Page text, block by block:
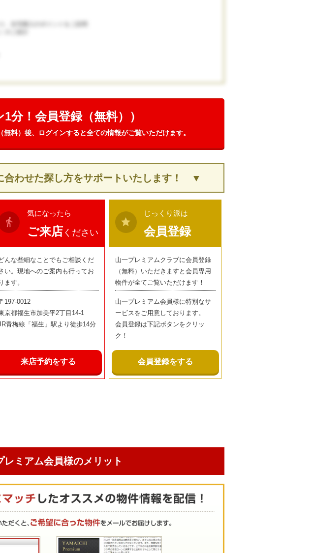
分！会員登録（無料））
料）後、ログインすると全ての情報がご覧いただけます。
わせた探し方をサポートいたします！ ▼
directions_walk
気になったら
ご来店 ください
んな些細なことでもご相談くだ
い。現地へのご案内も行ってお
ます。
197-0012
京都福生市加美平2丁目14-1
青梅線「福生」駅より徒歩14分
来店予約をする
star
じっくり派は
会員登録
山一プレミアムクラブに会員登録
（無料）いただきますと会員専用
物件が全てご覧いただけます！
山一プレミアム会員様に特別なサ
ービスをご用意しております。
会員登録は下記ボタンをクリッ
ク！
会員登録をする
レミアム会員様のメリット